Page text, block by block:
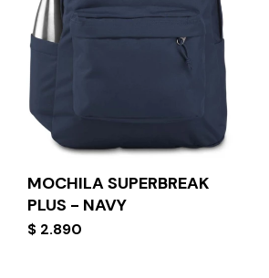
MOCHILA SUPERBREAK
PLUS - NAVY
$ 2.890